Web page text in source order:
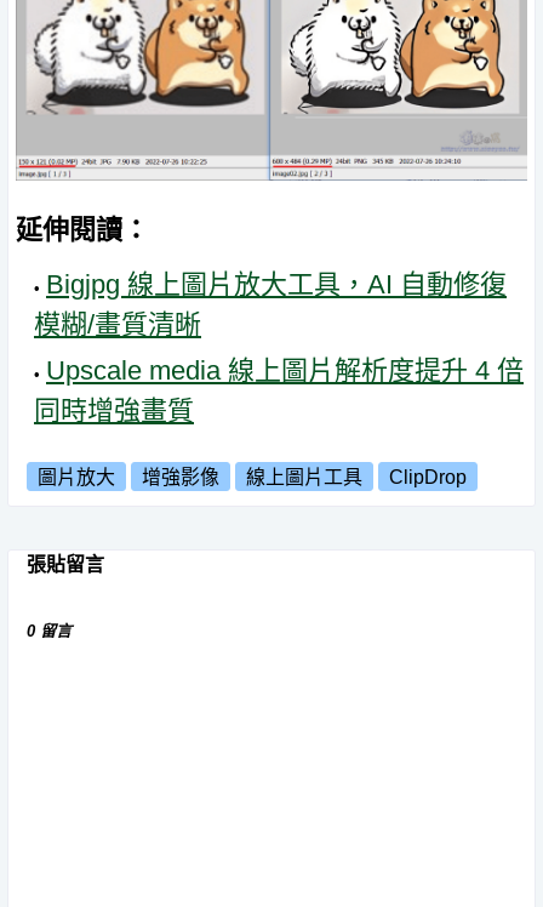
延伸閱讀：
Bigjpg 線上圖片放大工具，AI 自動修復
模糊/畫質清晰
Upscale media 線上圖片解析度提升 4 倍
同時增強畫質
圖片放大 增強影像 線上圖片工具 ClipDrop
張貼留言
0 留言